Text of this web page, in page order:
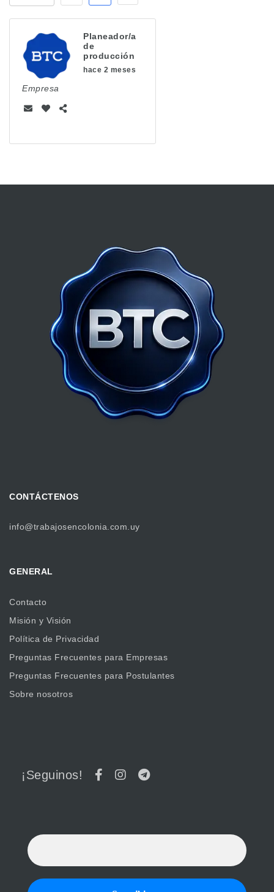
Planeador/a
de
producción
hace 2 meses
Empresa
CONTÁCTENOS
info@trabajosencolonia.com.uy
GENERAL
Contacto
Misión y Visión
Política de Privacidad
Preguntas Frecuentes para Empresas
Preguntas Frecuentes para Postulantes
Sobre nosotros
¡Seguinos!